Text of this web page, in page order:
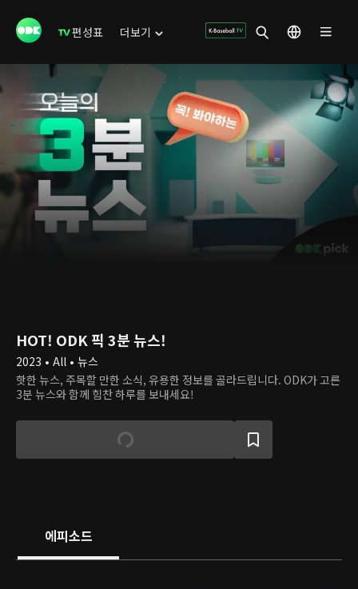
편성표 더보기
HOT! ODK 픽 3분 뉴스!
2023 • All • 뉴스
핫한 뉴스, 주목할 만한 소식, 유용한 정보를 골라드립니다. ODK가 고른
3분 뉴스와 함께 힘찬 하루를 보내세요!
에피소드